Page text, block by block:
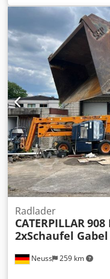
Schaufelbreite:1.850
Betriebsstunden:
Palettengabeln,
Schaufel, CAT 906M
Schaufel +
Schaufelbreite: 185 cm
246 cm Codpfx
Neuss 259 km
Radlader
CATERPILLAR908
2xSchaufel Gabel